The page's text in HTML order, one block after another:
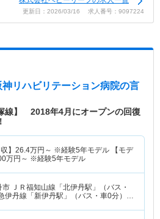
更新日：2026/03/16 求人番号：9097224
リハビリテーション病院の言
線】 2018年4月にオープンの回復
】 26.4万円～ ※経験5年モデル 【モデ
万円～ ※経験5年モデル
市 ＪＲ福知山線「北伊丹駅」（バス・
伊丹線「新伊丹駅」（バス・車0分）